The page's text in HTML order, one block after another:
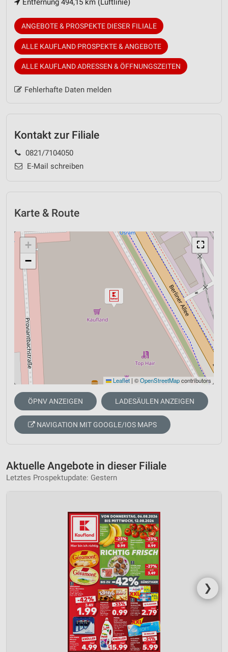
Entfernung 494,15 km (Luftlinie)
ANGEBOTE & PROSPEKTE DIESER FILIALE
ALLE KAUFLAND PROSPEKTE & ANGEBOTE
ALLE KAUFLAND ADRESSEN & ÖFFNUNGSZEITEN
Fehlerhafte Daten melden
Kontakt zur Filiale
0821/7104050
E-Mail schreiben
Karte & Route
⛶
+
−
Leaflet | ©OpenStreetMapcontributors
ÖPNV ANZEIGEN LADESÄULEN ANZEIGEN
NAVIGATION MIT GOOGLE/IOS MAPS
Aktuelle Angebote in dieser Filiale
Letztes Prospektupdate: Gestern
❯